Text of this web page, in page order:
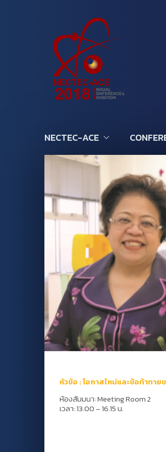
NECTEC-ACE
หัวข้อ : โอกาสใหม่และข้อท้าทา
ห้องสัมมนา: Meeting Room 2
เวลา: 13.00 – 16.15 น.